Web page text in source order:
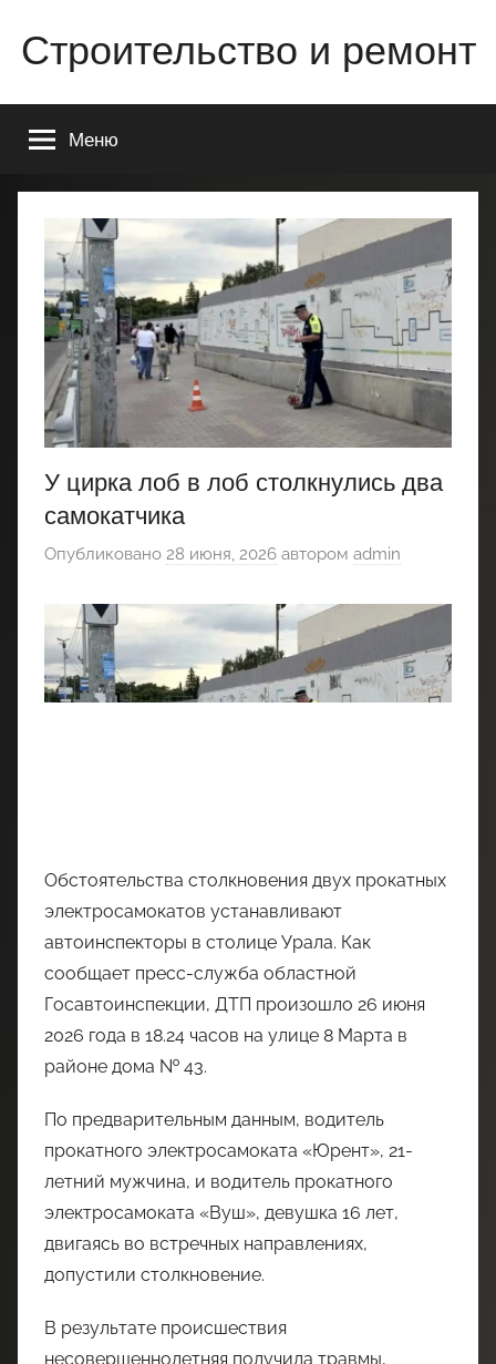
содержимому
Строительство и ремонт
строительстве
ремонте
Вашего
квартиры
Меню
У цирка лоб в лоб столкнулись два
самокатчика
Опубликовано 28 июня, 2026 автором admin
Обстоятельства столкновения двух прокатных
электросамокатов устанавливают
автоинспекторы в столице Урала. Как
сообщает пресс-служба областной
Госавтоинспекции, ДТП произошло 26 июня
2026 года в 18.24 часов на улице 8 Марта в
районе дома № 43.
По предварительным данным, водитель
прокатного электросамоката «Юрент», 21-
летний мужчина, и водитель прокатного
электросамоката «Вуш», девушка 16 лет,
двигаясь во встречных направлениях,
допустили столкновение.
В результате происшествия
несовершеннолетняя получила травмы,